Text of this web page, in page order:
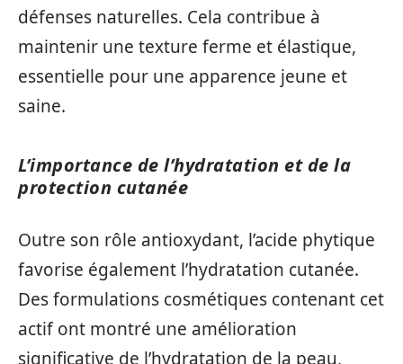
défenses naturelles. Cela contribue à
maintenir une texture ferme et élastique,
essentielle pour une apparence jeune et
saine.
L’importance de l’hydratation et de la
protection cutanée
Outre son rôle antioxydant, l’acide phytique
favorise également l’hydratation cutanée.
Des formulations cosmétiques contenant cet
actif ont montré une amélioration
significative de l’hydratation de la peau,